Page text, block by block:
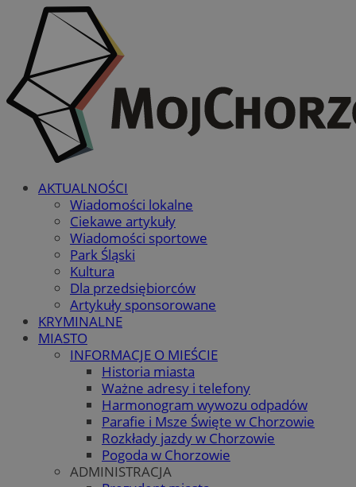
AKTUALNOŚCI
Wiadomości lokalne
Ciekawe artykuły
Wiadomości sportowe
Park Śląski
Kultura
Dla przedsiębiorców
Artykuły sponsorowane
KRYMINALNE
MIASTO
INFORMACJE O MIEŚCIE
Historia miasta
Ważne adresy i telefony
Harmonogram wywozu odpadów
Parafie i Msze Święte w Chorzowie
Rozkłady jazdy w Chorzowie
Pogoda w Chorzowie
ADMINISTRACJA